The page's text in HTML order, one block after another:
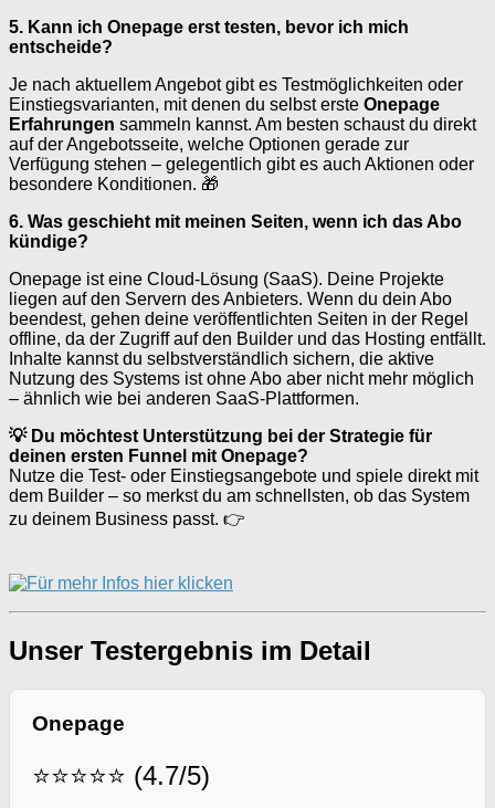
5. Kann ich Onepage erst testen, bevor ich mich
entscheide?
Je nach aktuellem Angebot gibt es Testmöglichkeiten oder
Einstiegsvarianten, mit denen du selbst erste Onepage
Erfahrungen sammeln kannst. Am besten schaust du direkt
auf der Angebotsseite, welche Optionen gerade zur
Verfügung stehen – gelegentlich gibt es auch Aktionen oder
besondere Konditionen. 🎁
6. Was geschieht mit meinen Seiten, wenn ich das Abo
kündige?
Onepage ist eine Cloud-Lösung (SaaS). Deine Projekte
liegen auf den Servern des Anbieters. Wenn du dein Abo
beendest, gehen deine veröffentlichten Seiten in der Regel
offline, da der Zugriff auf den Builder und das Hosting entfällt.
Inhalte kannst du selbstverständlich sichern, die aktive
Nutzung des Systems ist ohne Abo aber nicht mehr möglich
– ähnlich wie bei anderen SaaS-Plattformen.
💡 Du möchtest Unterstützung bei der Strategie für
deinen ersten Funnel mit Onepage?
Nutze die Test- oder Einstiegsangebote und spiele direkt mit
dem Builder – so merkst du am schnellsten, ob das System
zu deinem Business passt. 👉
Unser Testergebnis im Detail
Onepage
⭐⭐⭐⭐⭐ (4.7/5)